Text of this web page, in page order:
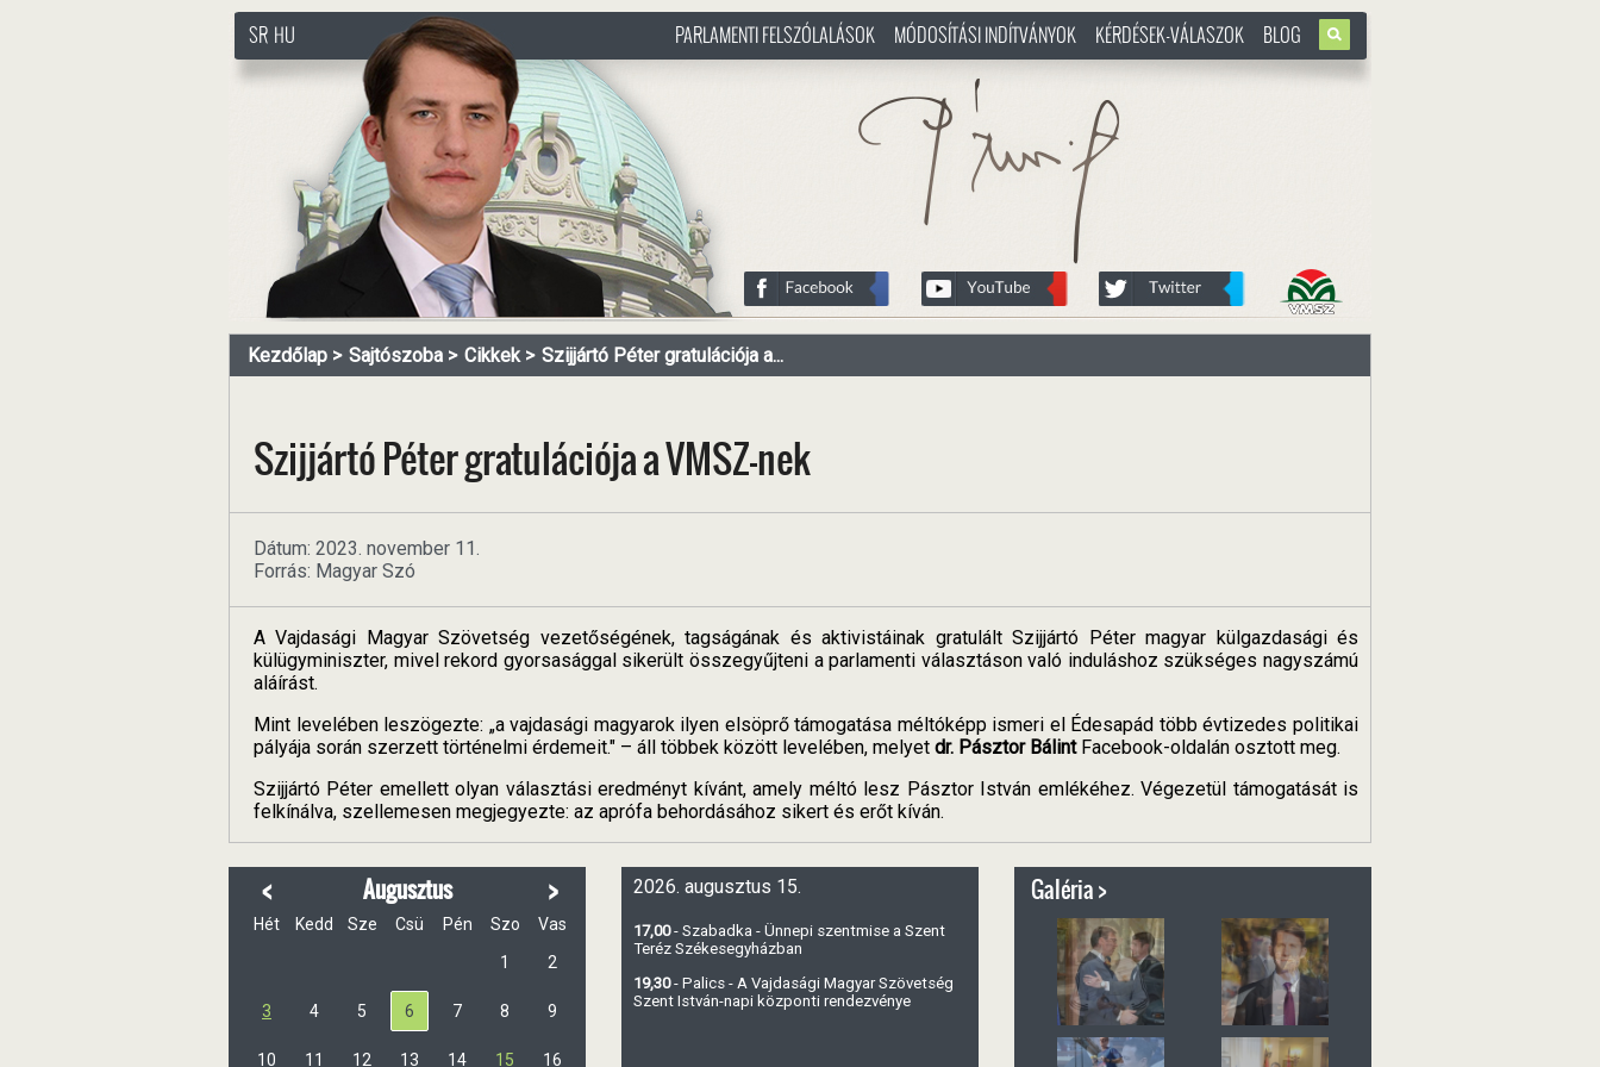
http://www.pasztorbalint.rs/hu
SR HU
http://www.pasztorbalint.rs/hu
PARLAMENTI FELSZÓLALÁSOK MÓDOSÍTÁSI INDÍTVÁNYOK KÉRDÉSEK-VÁLASZOK BLOG
Kezdőlap Sajtószoba Cikkek Szijjártó Péter gratulációja a...
Szijjártó Péter gratulációja a VMSZ-nek
Dátum: 2023. november 11.
Forrás: Magyar Szó
A Vajdasági Magyar Szövetség vezetőségének, tagságának és aktivistáinak gratulált Szijjártó Péter magyar külgazdasági és
külügyminiszter, mivel rekord gyorsasággal sikerült összegyűjteni a parlamenti választáson való induláshoz szükséges nagyszámú
aláírást.
Mint levelében leszögezte: „a vajdasági magyarok ilyen elsöprő támogatása méltóképp ismeri el Édesapád több évtizedes politikai
pályája során szerzett történelmi érdemeit." – áll többek között levelében, melyet dr. Pásztor BálintFacebook-oldalán osztott meg.
Szijjártó Péter emellett olyan választási eredményt kívánt, amely méltó lesz Pásztor István emlékéhez. Végezetül támogatását is
felkínálva, szellemesen megjegyezte: az aprófa behordásához sikert és erőt kíván.
< Augusztus >
Hét Kedd Sze Csü Pén Szo
Vas
1
2
3 4 5 6 7 8 9
10 11 12 13 14 15 16
2026. augusztus 15.
17,00- Szabadka - Ünnepi szentmise a Szent
Teréz Székesegyházban
19,30- Palics - A Vajdasági Magyar Szövetség
Szent István-napi központi rendezvénye
Galéria >